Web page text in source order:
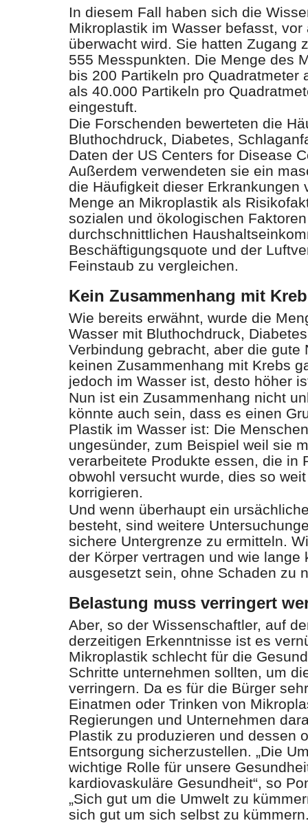
In diesem Fall haben sich die
Mikroplastik im Wasser befasst,
überwacht wird. Sie hatten Zugang
555 Messpunkten. Die Menge des
bis 200 Partikeln pro Quadratmeter
als 40.000 Partikeln pro
eingestuft.
Die Forschenden bewerteten die
Bluthochdruck, Diabetes,
Daten der US Centers for Disease
Außerdem verwendeten sie ein
die Häufigkeit dieser Erkrankungen
Menge an Mikroplastik als
sozialen und ökologischen
durchschnittlichen
Beschäftigungsquote und der
Feinstaub zu vergleichen.
Kein Zusammenhang mit
Wie bereits erwähnt, wurde die
Wasser mit Bluthochdruck,
Verbindung gebracht, aber die gute
keinen Zusammenhang mit Krebs
jedoch im Wasser ist, desto höher
Nun ist ein Zusammenhang nicht
könnte auch sein, dass es einen
Plastik im Wasser ist: Die
ungesünder, zum Beispiel weil sie
verarbeitete Produkte essen, die in
obwohl versucht wurde, dies so
korrigieren.
Und wenn überhaupt ein
besteht, sind weitere
sichere Untergrenze zu ermitteln.
der Körper vertragen und wie lange
ausgesetzt sein, ohne Schaden zu
Belastung muss verringert
Aber, so der Wissenschaftler, auf
derzeitigen Erkenntnisse ist es
Mikroplastik schlecht für die
Schritte unternehmen sollten, um
verringern. Da es für die Bürger
Einatmen oder Trinken von
Regierungen und Unternehmen
Plastik zu produzieren und dessen
Entsorgung sicherzustellen. „Die
wichtige Rolle für unsere
kardiovaskuläre Gesundheit“, so
„Sich gut um die Umwelt zu
sich gut um sich selbst zu